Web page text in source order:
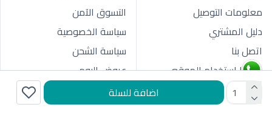
اضافة للسلة
معلومات التوصيل
دليل المشتري
اتصل بنا
شروط استخدام الموقع
التسوق الآمن
سياسة الخصوصية
سياسة الشحن
عروض اليوم